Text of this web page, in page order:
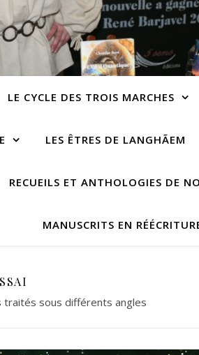
LE CYCLE DES TROIS MARCHES
LES ÊTRES DE LANGHÃEM
RECUEILS ET ANTHOLOGIES DE
MANUSCRITS EN
sous différents angles